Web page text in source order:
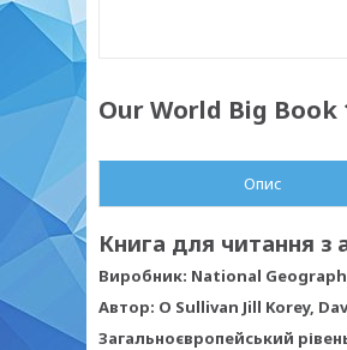
Our World Big Book
Опис
Книга для читання з
Виробник: National
Автор: O Sullivan Jill Korey,
Загальноєвропейський